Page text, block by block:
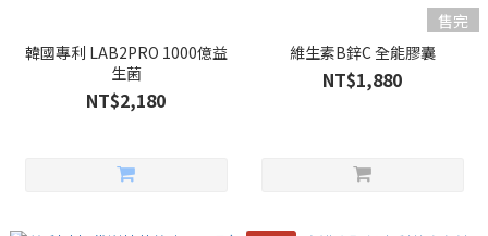
韓國專利 LAB2PRO 1000億益
生菌
NT$2,180
售完
維生素B鋅C 全能膠囊
NT$1,880